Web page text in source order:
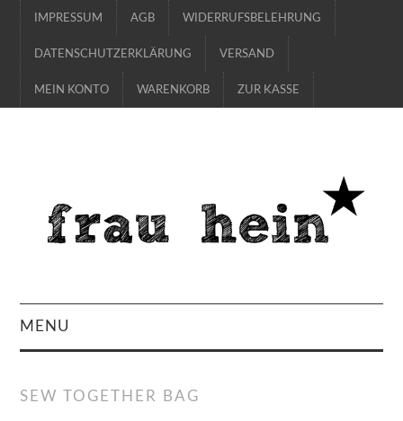
IMPRESSUM AGB WIDERRUFSBELEHRUNG
DATENSCHUTZERKLÄRUNG VERSAND
MEIN KONTO WARENKORB ZUR KASSE
MENU
SEW TOGETHER BAG